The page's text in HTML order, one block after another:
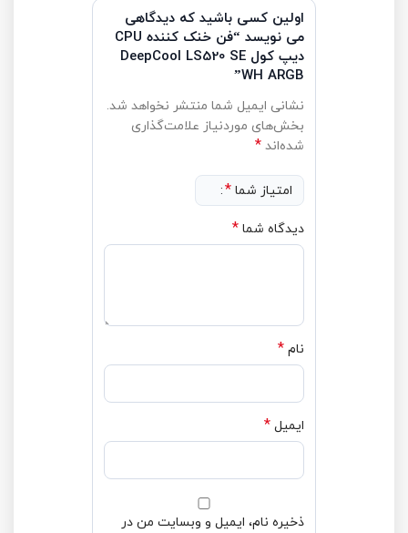
اولین کسی باشید که دیدگاهی
می نویسد “فن خنک کننده CPU
دیپ کول DeepCool LS520 SE
WH ARGB”
نشانی ایمیل شما منتشر نخواهد شد.
بخش‌های موردنیاز علامت‌گذاری
شده‌اند *
امتیاز شما *
دیدگاه شما *
نام *
ایمیل *
ذخیره نام، ایمیل و وبسایت من در